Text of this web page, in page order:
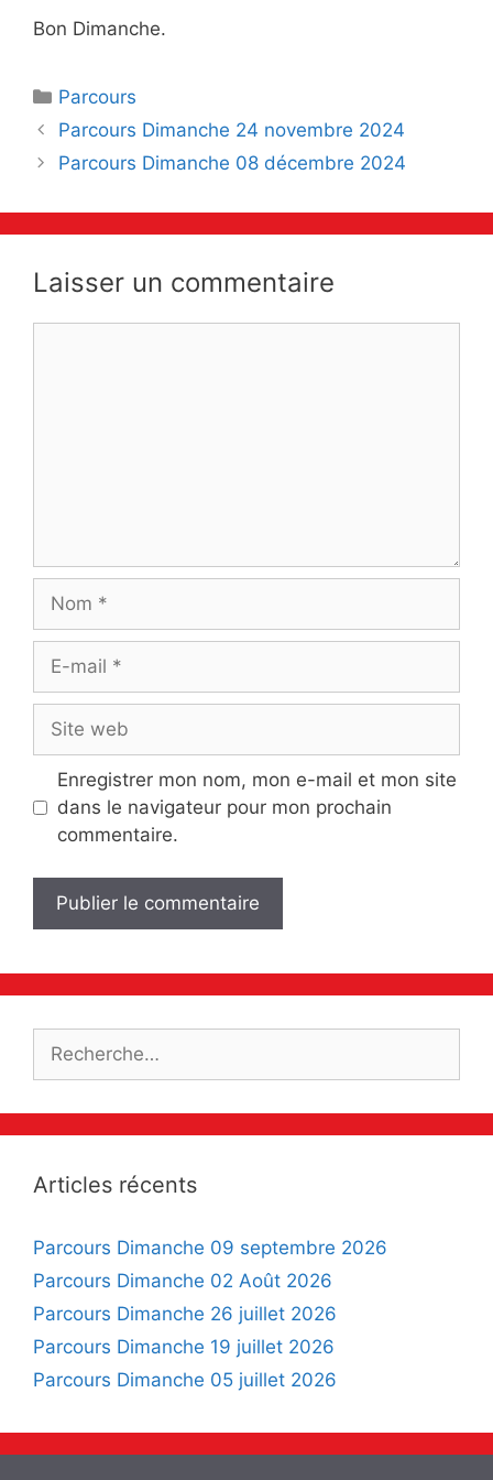
Bon Dimanche.
Catégories
Parcours
Navigation
des
Parcours Dimanche 24 novembre 2024
Parcours Dimanche 08 décembre 2024
Laisser un commentaire
Nom
Site
web
Enregistrer mon nom, mon e-mail et mon site
dans le navigateur pour mon prochain
commentaire.
Articles récents
Parcours Dimanche 09 septembre 2026
Parcours Dimanche 02 Août 2026
Parcours Dimanche 26 juillet 2026
Parcours Dimanche 19 juillet 2026
Parcours Dimanche 05 juillet 2026